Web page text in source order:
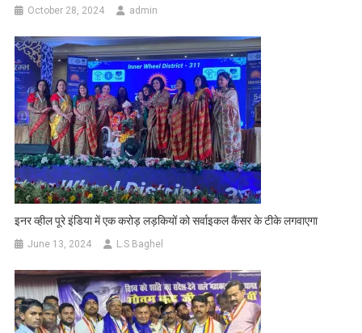
October 28, 2024 admin
इनर व्हील पूरे इंडिया में एक करोड़ लड़कियों को सर्वाइकल कैंसर के टीके लगवाएगा
June 13, 2024 L.S Baghel